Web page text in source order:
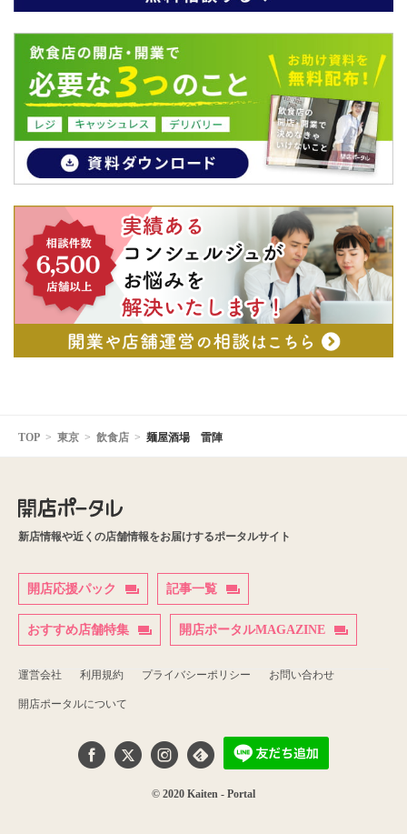
TOP 東京 飲食店 麺屋酒場 雷陣
新店情報や近くの店舗情報をお届けするポータルサイト
開店応援パック 記事一覧
おすすめ店舗特集 開店ポータルMAGAZINE
運営会社 利用規約 プライバシーポリシー お問い合わせ
開店ポータルについて
© 2020 Kaiten - Portal